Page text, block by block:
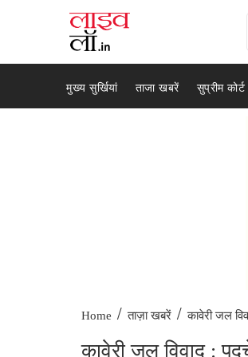
मुख्य सुर्खियां ताजा खबरें सुप्रीम कोर्ट
Home / ताज़ा खबरें / कावेरी जल
कावेरी जल विवाद :